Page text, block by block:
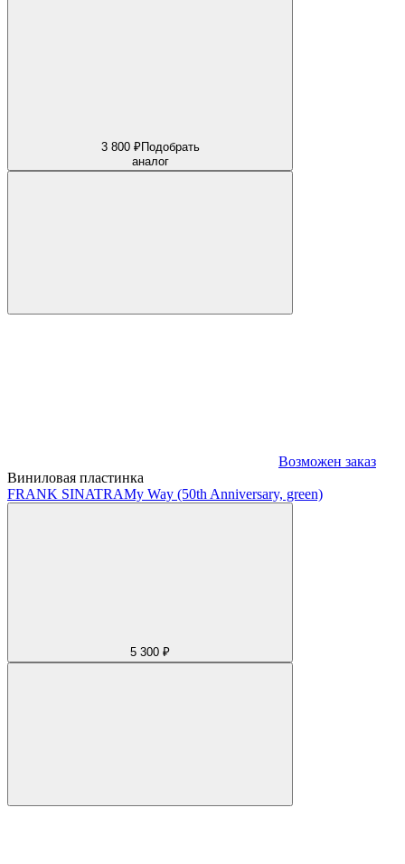
3 800 ₽Подобрать
аналог
Возможен заказ
Виниловая пластинка
FRANK SINATRAMy Way (50th Anniversary, green)
5 300 ₽